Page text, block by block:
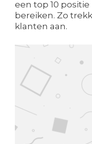
een top 10
bereiken. Zo
klanten aan.